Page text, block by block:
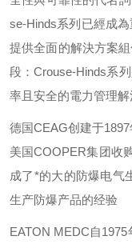
se-Hinds系列已經成
提供全面的解決方案
段：Crouse-Hinds系
率且安全的電力管理解
德国CEAG创建于1897
美国COOPER集团收
成了*的大的防爆电气
生产防爆产品的经验
EATON MEDC自1975